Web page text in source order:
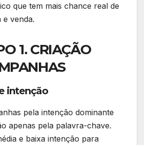
que tem mais chance real de
venda.
1. CRIAÇÃO
intenção
pela intenção dominante
apenas pela palavra-chave.
e baixa intenção para